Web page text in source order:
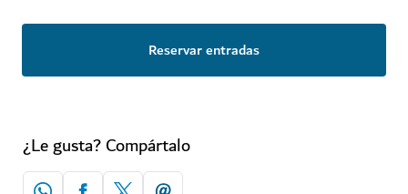
Reservar entradas
¿Le gusta? Compártalo